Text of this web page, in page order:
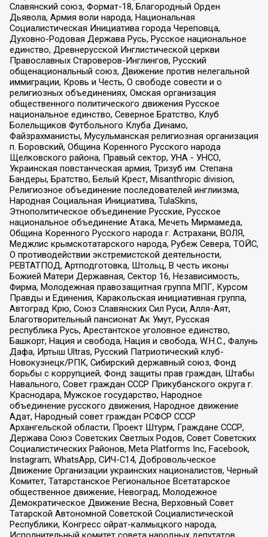
Славянский союз, Формат-18, Благородный Орден
Дьявола, Армия воли народа, Национальная
Социалистическая Инициатива города Череповца,
Духовно-Родовая Держава Русь, Русское национальное
единство, Древнерусской Инглистической церкви
Православных Староверов-Инглингов, Русский
общенациональный союз, Движение против нелегальной
иммиграции, Кровь и Честь, О свободе совести и о
религиозных объединениях, Омская организация
общественного политического движения Русское
национальное единство, Северное Братство, Клуб
Болельщиков Футбольного Клуба Динамо,
Файзрахманисты, Мусульманская религиозная организация
п. Боровский, Община Коренного Русского народа
Щелковского района, Правый сектор, УНА - УНСО,
Украинская повстанческая армия, Тризуб им. Степана
Бандеры, Братство, Белый Крест, Misanthropic division,
Религиозное объединение последователей инглиизма,
Народная Социальная Инициатива, TulaSkins,
Этнополитическое объединение Русские, Русское
национальное объединение Атака, Мечеть Мирмамеда,
Община Коренного Русского народа г. Астрахани, ВОЛЯ,
Меджлис крымскотатарского народа, Рубеж Севера, ТОЙС,
О противодействии экстремистской деятельности,
РЕВТАТПОД, Артподготовка, Штольц, В честь иконы
Божией Матери Державная, Сектор 16, Независимость,
Фирма, Молодежная правозащитная группа МПГ, Курсом
Правды и Единения, Каракольская инициативная группа,
Автоград Крю, Союз Славянских Сил Руси, Алля-Аят,
Благотворительный пансионат Ак Умут, Русская
республика Русь, Арестантское уголовное единство,
Башкорт, Нация и свобода, Нация и свобода, W.H.С., Фалунь
Дафа, Иртыш Ultras, Русский Патриотический клуб-
Новокузнецк/РПК, Сибирский державный союз, Фонд
борьбы с коррупцией, Фонд защиты прав граждан, Штабы
Навального, Совет граждан СССР Прикубанского округа г.
Краснодара, Мужское государство, Народное
объединение русского движения, Народное движение
Адат, Народный совет граждан РСФСР СССР
Архангельской области, Проект Штурм, Граждане СССР,
Держава Союз Советских Светлых Родов, Совет Советских
Социалистических Районов, Meta Platforms Inc, Facebook,
Instagram, WhatsApp, СИЧ-С14, Добровольческое
Движение Организации украинских националистов, Черный
Комитет, Татарстанское Региональное Всетатарское
общественное движение, Невоград, Молодежное
Демократическое Движение Весна, Верховный Совет
Татарской Автономной Советской Социалистической
Республики, Конгресс ойрат-калмыцкого народа,